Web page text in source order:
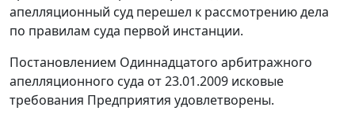
апелляционный суд перешел к рассмотрению дела
по правилам суда первой инстанции.
Постановлением Одиннадцатого арбитражного
апелляционного суда от 23.01.2009 исковые
требования Предприятия удовлетворены.